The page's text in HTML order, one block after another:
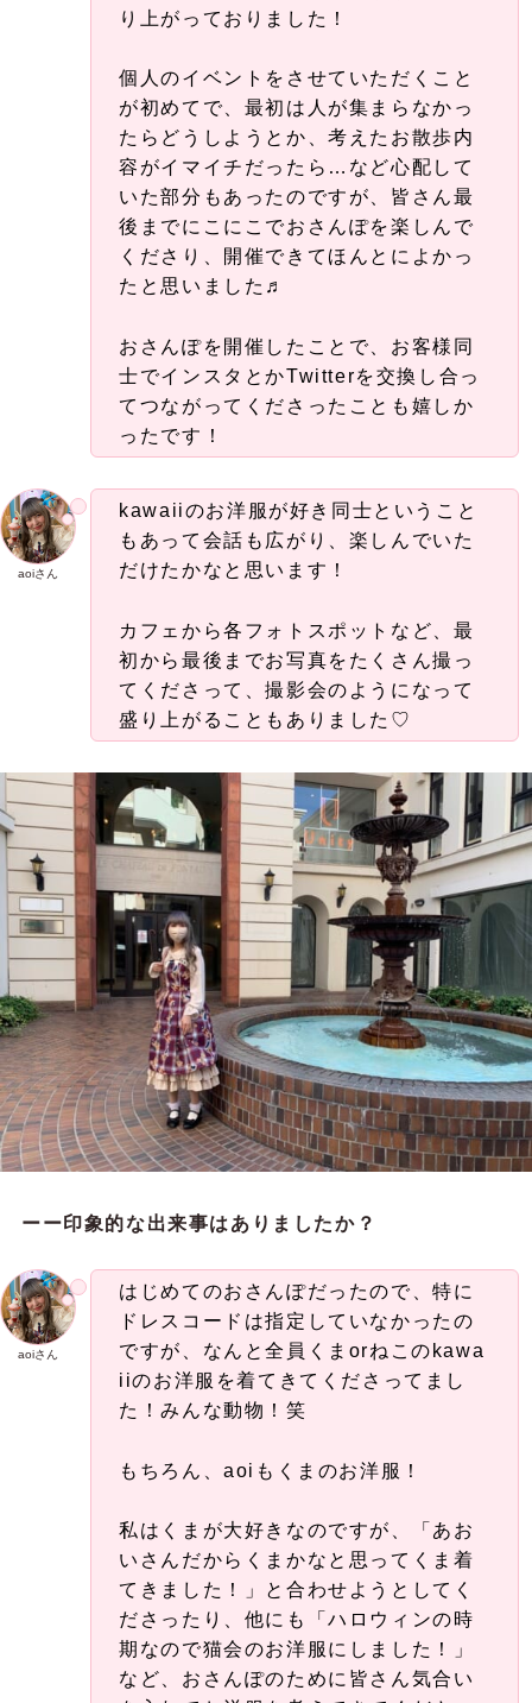
り上がっておりました！
個人のイベントをさせていただくこと
が初めてで、最初は人が集まらなかっ
たらどうしようとか、考えたお散歩内
容がイマイチだったら…など心配して
いた部分もあったのですが、皆さん最
後までにこにこでおさんぽを楽しんで
くださり、開催できてほんとによかっ
たと思いました♬
おさんぽを開催したことで、お客様同
士でインスタとかTwitterを交換し合っ
てつながってくださったことも嬉しか
ったです！
aoiさん
kawaiiのお洋服が好き同士ということ
もあって会話も広がり、楽しんでいた
だけたかなと思います！
カフェから各フォトスポットなど、最
初から最後までお写真をたくさん撮っ
てくださって、撮影会のようになって
盛り上がることもありました♡
ーー印象的な出来事はありましたか？
aoiさん
はじめてのおさんぽだったので、特に
ドレスコードは指定していなかったの
ですが、なんと全員くまorねこのkawa
iiのお洋服を着てきてくださってまし
た！みんな動物！笑
もちろん、aoiもくまのお洋服！
私はくまが大好きなのですが、「あお
いさんだからくまかなと思ってくま着
てきました！」と合わせようとしてく
ださったり、他にも「ハロウィンの時
期なので猫会のお洋服にしました！」
など、おさんぽのために皆さん気合い